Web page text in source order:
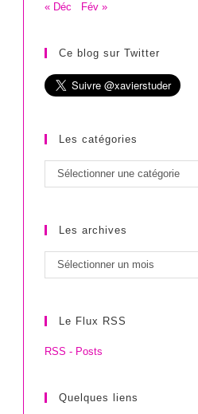
« Déc Fév »
Ce blog sur Twitter
Les catégories
Les
catégories
Sélectionner une catégorie
Les archives
Les
archives
Sélectionner un mois
Le Flux RSS
RSS - Posts
Quelques liens